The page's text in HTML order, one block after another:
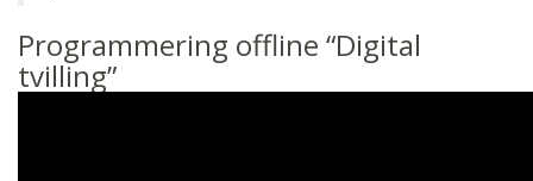
Programmering offline “Digital
tvilling”